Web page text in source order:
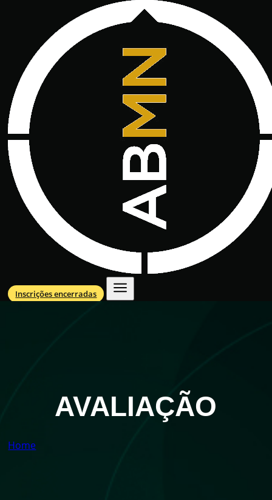
Inscrições encerradas
AVALIAÇÃO
Home